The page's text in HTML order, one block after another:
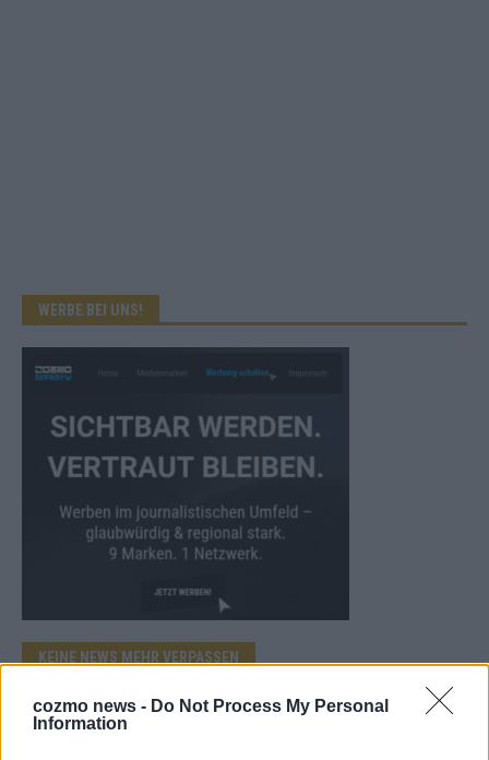
cozmo news - Do Not Process My Personal
Information
WERBE BEI UNS!
KEINE NEWS MEHR VERPASSEN